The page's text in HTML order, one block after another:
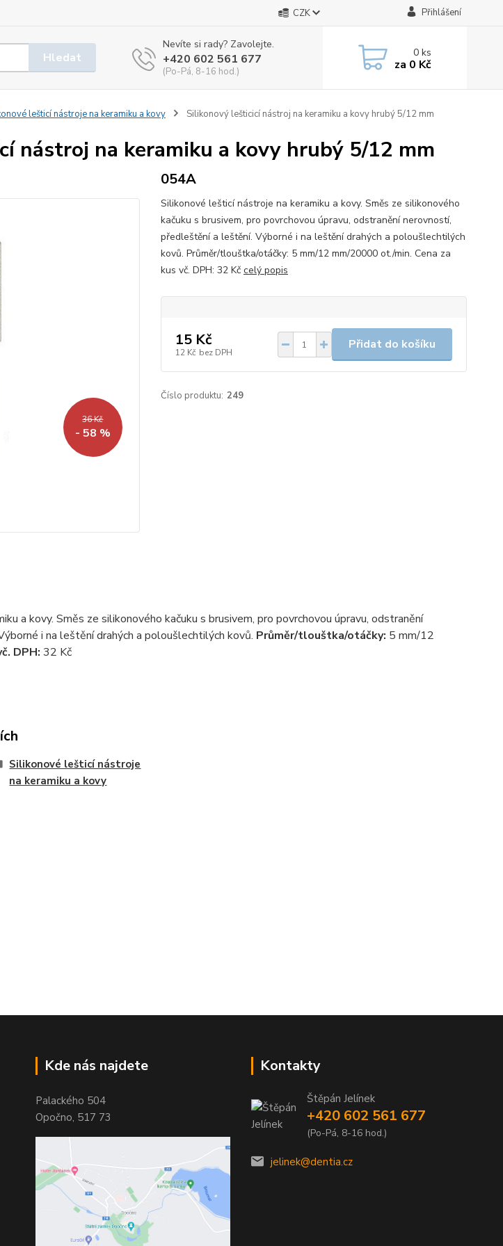
CZK Přihlášení
Hledat
Nevíte si rady? Zavolejte.
+420 602 561 677
(Po-Pá, 8-16 hod.)
0ks
za 0 Kč
lešticí nástroje na keramiku a kovy Silikonový lešticicí nástroj na keramiku a kovy hrubý 5/12 mm
nástroj na keramiku a kovy hrubý 5/12 mm
36 Kč
- 58 %
054A
Silikonové lešticí nástroje na keramiku a kovy. Směs ze silikonového
kačuku s brusivem, pro povrchovou úpravu, odstranění nerovností,
předleštění a leštění. Výborné i na leštění drahých a poloušlechtilých
kovů. Průměr/tlouštka/otáčky: 5 mm/12 mm/20000 ot./min. Cena za
kus vč. DPH: 32 Kč celý popis
15 Kč
12 Kč bez DPH
Přidat do košíku
Číslo produktu: 249
a kovy. Směs ze silikonového kačuku s brusivem, pro povrchovou úpravu, odstranění
i na leštění drahých a poloušlechtilých kovů. Průměr/tlouštka/otáčky: 5 mm/12
DPH: 32 Kč
Silikonové lešticí nástroje
na keramiku a kovy
Kde nás najdete
Palackého 504
Opočno, 517 73
Kontakty
Štěpán Jelínek
+420 602 561 677
(Po-Pá, 8-16 hod.)
jelinek@dentia.cz